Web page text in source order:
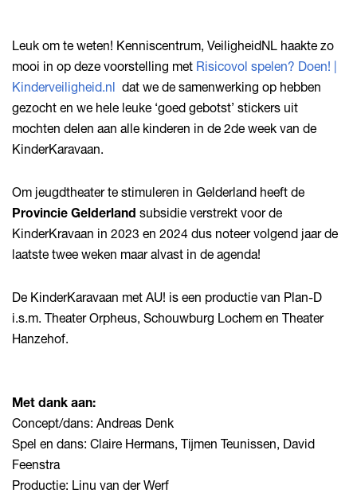
Leuk om te weten! Kenniscentrum, VeiligheidNL haakte zo
mooi in op deze voorstelling met Risicovol spelen? Doen! |
Kinderveiligheid.nl dat we de samenwerking op hebben
gezocht en we hele leuke ‘goed gebotst’ stickers uit
mochten delen aan alle kinderen in de 2de week van de
KinderKaravaan.
Om jeugdtheater te stimuleren in Gelderland heeft de
Provincie Gelderland subsidie verstrekt voor de
KinderKravaan in 2023 en 2024 dus noteer volgend jaar de
laatste twee weken maar alvast in de agenda!
De KinderKaravaan met AU! is een productie van Plan-D
i.s.m. Theater Orpheus, Schouwburg Lochem en Theater
Hanzehof.
Met dank aan:
Concept/dans: Andreas Denk
Spel en dans: Claire Hermans, Tijmen Teunissen, David
Feenstra
Productie: Linu van der Werf